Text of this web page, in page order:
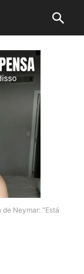
Neymar: “Está